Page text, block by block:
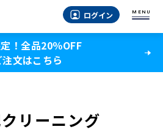
ログイン MENU
！全品20％OFF
注文はこちら
リーニング